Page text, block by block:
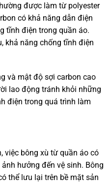
được làm từ polyester
có khả năng dẫn điện
tĩnh điện trong quần áo.
khả năng chống tĩnh điện
và mật độ sợi carbon cao
lao động tránh khỏi những
điện trong quá trình làm
việc bông xù từ quần áo có
hưởng đến vệ sinh. Bông
thể lưu lại trên bề mặt sản